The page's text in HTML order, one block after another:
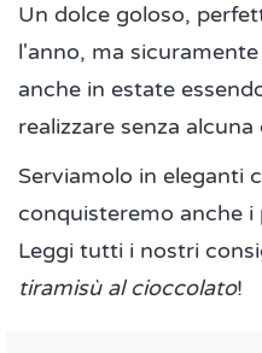
Un dolce goloso,
l'anno, ma
anche in estate
realizzare senza
Serviamolo in eleganti
conquisteremo anche i
Leggi tutti i nostri
tiramisù al cioccolato!